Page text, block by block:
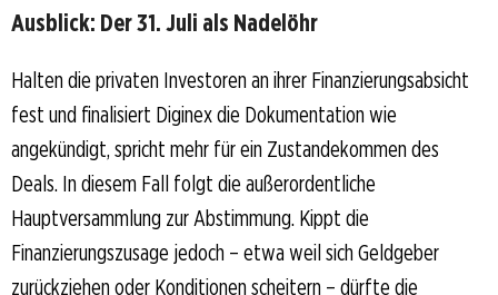
Ausblick: Der 31. Juli als Nadelöhr
Halten die privaten Investoren an ihrer Finanzierungsabsicht
fest und finalisiert Diginex die Dokumentation wie
angekündigt, spricht mehr für ein Zustandekommen des
Deals. In diesem Fall folgt die außerordentliche
Hauptversammlung zur Abstimmung. Kippt die
Finanzierungszusage jedoch – etwa weil sich Geldgeber
zurückziehen oder Konditionen scheitern – dürfte die